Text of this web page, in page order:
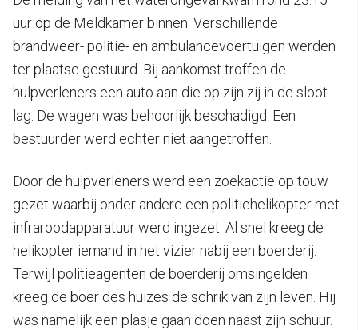
uur op de Meldkamer binnen. Verschillende
brandweer- politie- en ambulancevoertuigen werden
ter plaatse gestuurd. Bij aankomst troffen de
hulpverleners een auto aan die op zijn zij in de sloot
lag. De wagen was behoorlijk beschadigd. Een
bestuurder werd echter niet aangetroffen.
Door de hulpverleners werd een zoekactie op touw
gezet waarbij onder andere een politiehelikopter met
infraroodapparatuur werd ingezet. Al snel kreeg de
helikopter iemand in het vizier nabij een boerderij.
Terwijl politieagenten de boerderij omsingelden
kreeg de boer des huizes de schrik van zijn leven. Hij
was namelijk een plasje gaan doen naast zijn schuur.